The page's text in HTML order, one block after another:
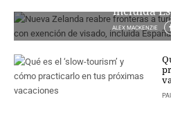
CRIMEN Y CASTIGO
MOTOR
TRAVELLERS
EXPERTOS
incluida
ALEX MACKENZIE